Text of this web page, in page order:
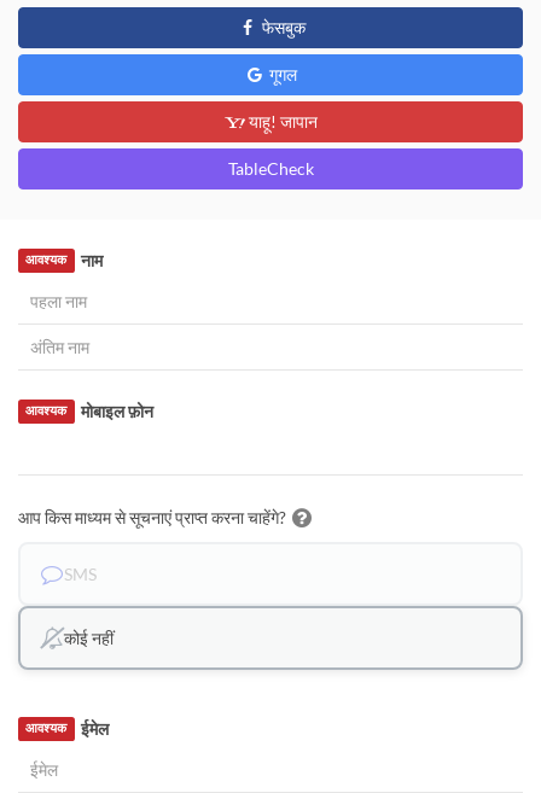
फेसबुक
गूगल
याहू! जापान
TableCheck
नाम
आवश्यक
मोबाइल फ़ोन
आवश्यक
आप किस माध्यम से सूचनाएं प्राप्त करना चाहेंगे?
SMS
कोई नहीं
ईमेल
आवश्यक